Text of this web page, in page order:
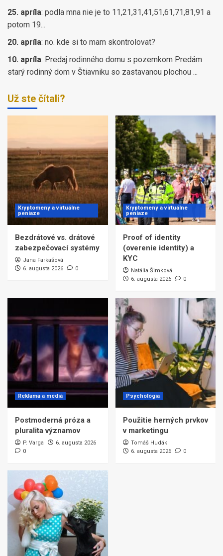
25. apríla: podla mna nie je to 11,21,31,41,51,61,71,81,91 a
potom 19...
20. apríla: no. kde si to mam skontrolovat?
10. apríla: Predaj rodinného domu s pozemkom Predám
starý rodinný dom v Štiavniku so zastavanou plochou ...
Už ste čítali?
Kryptomeny a virtuálne
peniaze
Bezdrátové vs. drátové
zabezpečovací systémy
Jana Farkašová
6. augusta 2026
0
Kryptomeny a virtuálne
peniaze
Proof of identity
(overenie identity) a
KYC
Natália Šimková
6. augusta 2026
0
Reklama a médiá
Postmoderná próza a
pluralita významov
P. Varga
6. augusta 2026
0
Psychológia
Použitie herných prvkov
v marketingu
Tomáš Hudák
6. augusta 2026
0